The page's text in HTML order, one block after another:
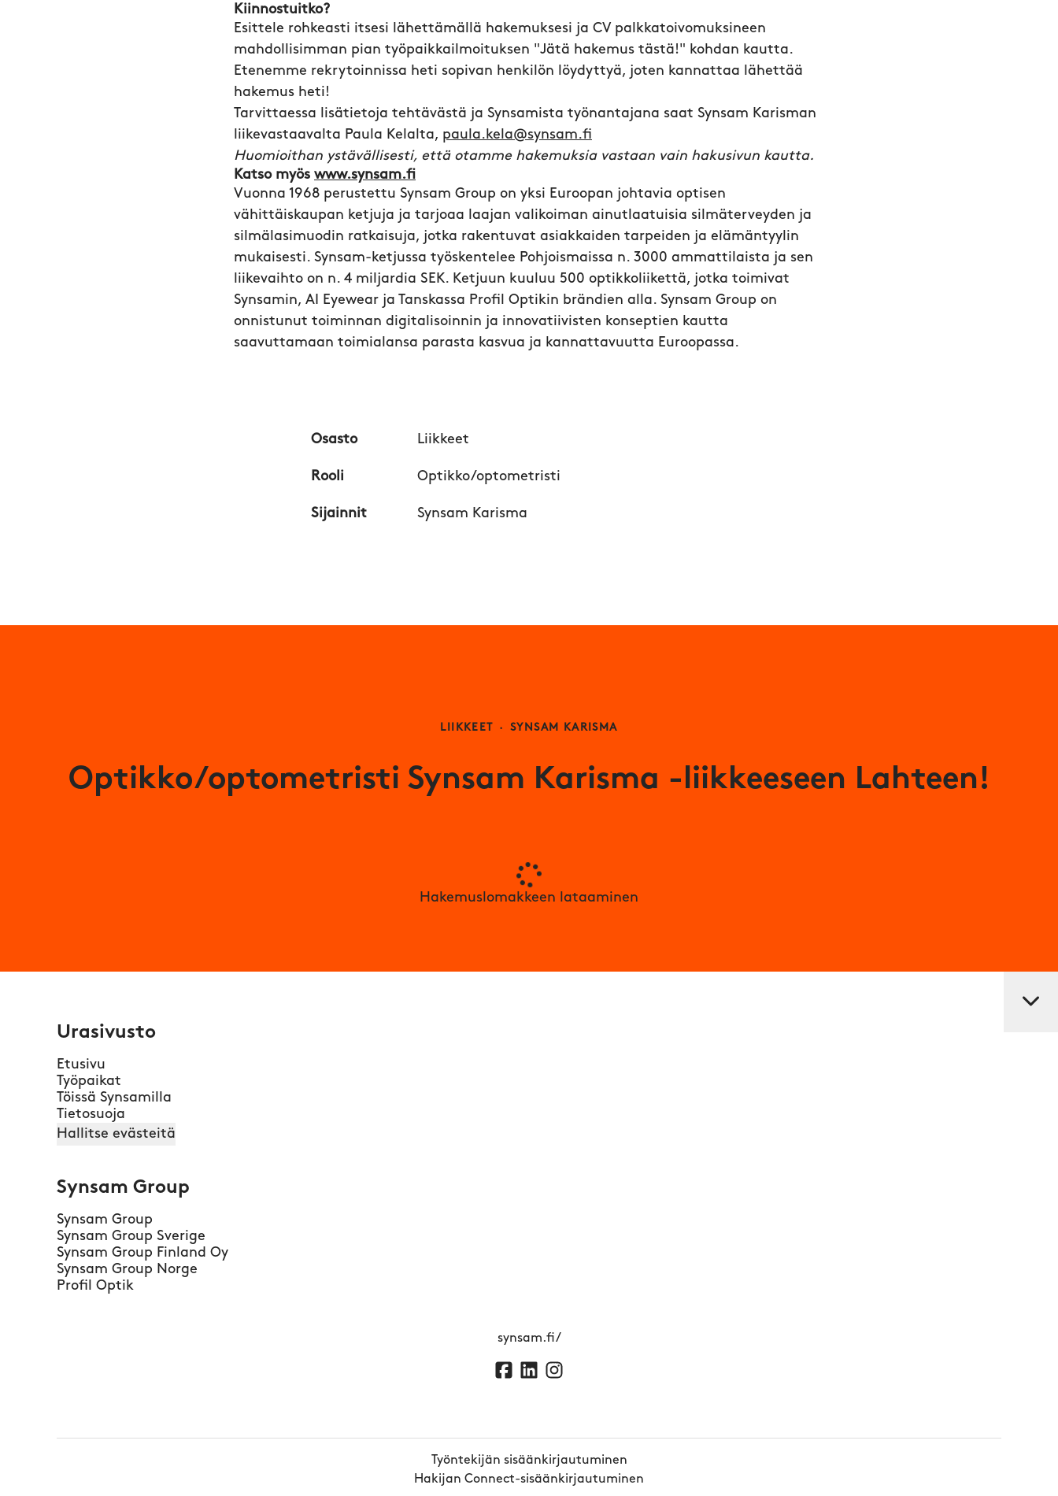
Kiinnostuitko?
Esittele rohkeasti itsesi lähettämällä hakemuksesi ja CV palkkatoivomuksineen
mahdollisimman pian työpaikkailmoituksen "Jätä hakemus tästä!" kohdan kautta.
Etenemme rekrytoinnissa heti sopivan henkilön löydyttyä, joten kannattaa lähettää
hakemus heti!
Tarvittaessa lisätietoja tehtävästä ja Synsamista työnantajana saat Synsam Karisman
liikevastaavalta Paula Kelalta, paula.kela@synsam.fi
Huomioithan ystävällisesti, että otamme hakemuksia vastaan vain hakusivun kautta.
Katso myös www.synsam.fi
Vuonna 1968 perustettu Synsam Group on yksi Euroopan johtavia optisen
vähittäiskaupan ketjuja ja tarjoaa laajan valikoiman ainutlaatuisia silmäterveyden ja
silmälasimuodin ratkaisuja, jotka rakentuvat asiakkaiden tarpeiden ja elämäntyylin
mukaisesti. Synsam-ketjussa työskentelee Pohjoismaissa n. 3000 ammattilaista ja sen
liikevaihto on n. 4 miljardia SEK. Ketjuun kuuluu 500 optikkoliikettä, jotka toimivat
Synsamin, AI Eyewear ja Tanskassa Profil Optikin brändien alla. Synsam Group on
onnistunut toiminnan digitalisoinnin ja innovatiivisten konseptien kautta
saavuttamaan toimialansa parasta kasvua ja kannattavuutta Euroopassa.
Osasto Liikkeet
Rooli Optikko/optometristi
Sijainnit Synsam Karisma
LIIKKEET · SYNSAM KARISMA
Optikko/optometristi Synsam Karisma -liikkeeseen Lahteen!
Hakemuslomakkeen lataaminen
Urasivusto
Etusivu
Työpaikat
Töissä Synsamilla
Tietosuoja
Hallitse evästeitä
Synsam Group
Synsam Group
Synsam Group Sverige
Synsam Group Finland Oy
Synsam Group Norge
Profil Optik
synsam.fi/
Työntekijän sisäänkirjautuminen
Hakijan Connect-sisäänkirjautuminen